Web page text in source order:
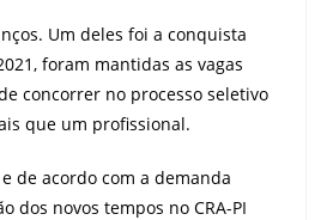
Um deles foi a conquista
foram mantidas as vagas
concorrer no processo seletivo
que um profissional.
de acordo com a demanda
dos novos tempos no CRA-PI